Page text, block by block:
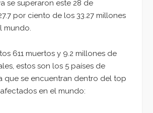
se superaron este 28 de
por ciento de los 33.27 millones
mundo.
611 muertos y 9.2 millones de
estos son los 5 países de
que se encuentran dentro del top
en el mundo: